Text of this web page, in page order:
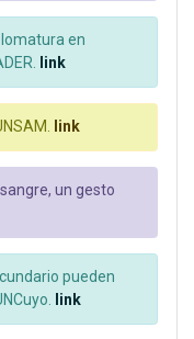
en
link
link
un gesto
pueden
link